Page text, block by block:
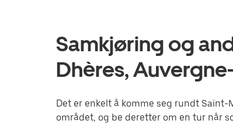
Samkjøring og
Dhères,
Det er enkelt å komme seg rundt
området, og be deretter om en tur når